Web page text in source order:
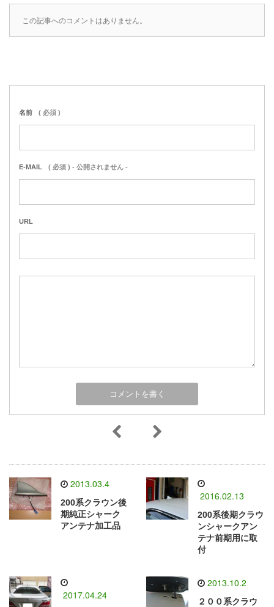
この記事へのコメントはありません。
名前 ( 必須 )
E-MAIL ( 必須 ) - 公開されません -
URL
2013.03.4
200系クラウン後
期純正シャーク
アンテナ加工品
2016.02.13
200系後期クラウ
ンシャークアン
テナ前期用に取
付
2017.04.24
2013.10.2
２００系クラウ